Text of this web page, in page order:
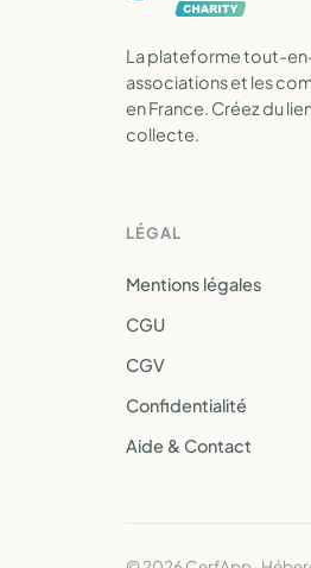
La plateforme tout-
associations et les
en France. Créez du
collecte.
LÉGAL
Mentions légales
CGU
CGV
Confidentialité
Aide & Contact